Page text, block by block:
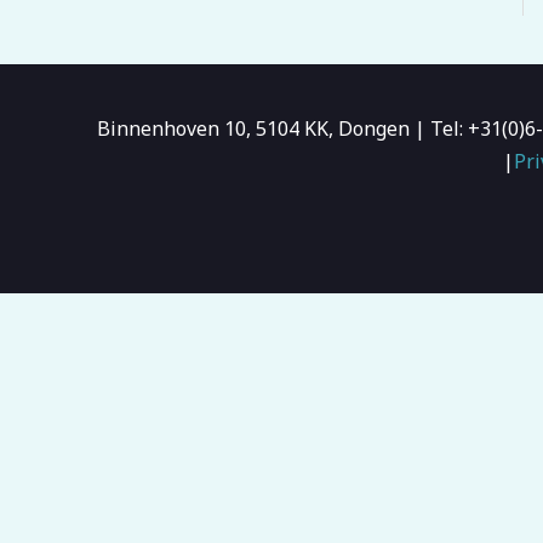
Binnenhoven 10, 5104 KK, Dongen | Tel:
|